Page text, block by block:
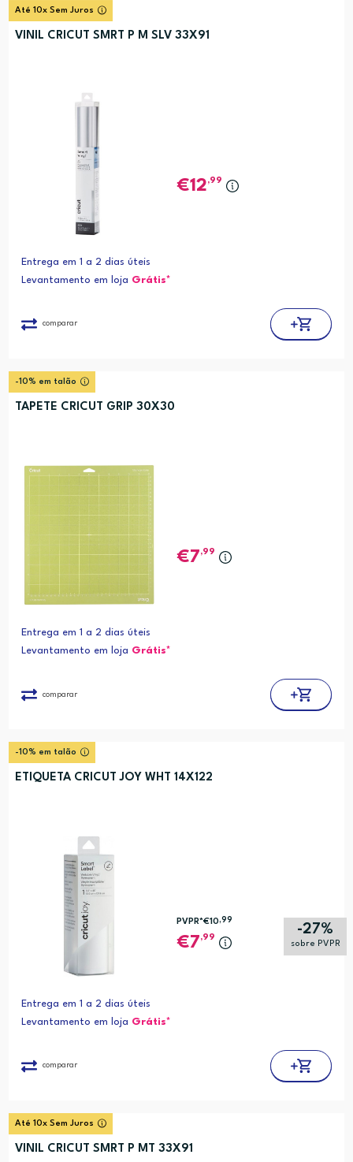
Até 10x Sem Juros
VINIL CRICUT SMRT P M SLV 33X91
12,99
Entrega em 1 a 2 dias úteis
Levantamento em loja Grátis*
comparar
-10% em talão
TAPETE CRICUT GRIP 30X30
7,99
Entrega em 1 a 2 dias úteis
Levantamento em loja Grátis*
comparar
-10% em talão
ETIQUETA CRICUT JOY WHT 14X122
-27%
sobre PVPR
PVPR*€10,99
7,99
Entrega em 1 a 2 dias úteis
Levantamento em loja Grátis*
comparar
Até 10x Sem Juros
VINIL CRICUT SMRT P MT 33X91